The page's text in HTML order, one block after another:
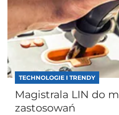
TECHNOLOGIE I TRENDY
Magistrala LIN do
zastosowań